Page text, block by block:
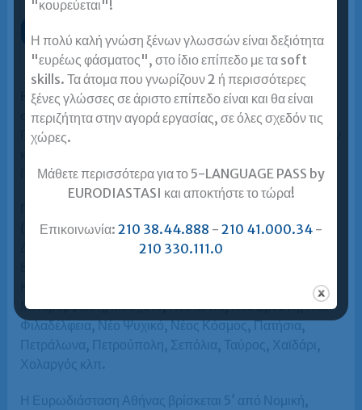
Η Ευρωδιάσταση Αθήνας βρίσκεται 1′-5′ από
σταθμούς Μετρό και Ηλεκτρικού(Ομόνοια ή
Πανεπιστήμιο) και τις αφετηρίες και στάσεις Λεωφορείων
Πατησίων κλπ.
(ενδεικτικά): Αγία Παρασκευή, Άγιοι Ανάργυροι, Άγιος
Δημήτριος, Αθήνα Κέντρο, Αμπελόκηποι, Αχαρναί,
Μεταμόρφωση, Μοσχάτο, Νέα Ιωνία, Νέα Σμύρνη, Νέα
Φιλαδέλφεια, Νέο Ψυχικό, Νέος Κόσμος, Πατήσια,
Πετράλωνα, Πετρούπολη, Σεπόλια, Ταύρος, Χαϊδάρι,
Χολαργός κλπ.
Η Ευρωδιάσταση Αθήνας βρίσκεται 5′ από Νομική,
"κουρεύεται"!
Η πολύ καλή γνώση ξένων γλωσσών είναι δεξιότητα
"ευρέως φάσματος", στο ίδιο επίπεδο με τα soft
skills. Τα άτομα που γνωρίζουν 2 ή περισσότερες
ξένες γλώσσες σε άριστο επίπεδο είναι και θα είναι
περιζήτητα στην αγορά εργασίας, σε όλες σχεδόν τις
χώρες.
Μάθετε περισσότερα για το 5-LANGUAGE PASS by
EURODIASTASI και αποκτήστε το τώρα!
Επικοινωνία: 210 38.44.888 - 210 41.000.34 -
210 330.111.0